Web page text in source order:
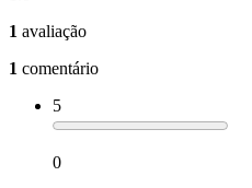
1 avaliação
1 comentário
5
0